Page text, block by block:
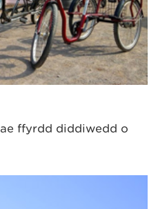
ffyrdd diddiwedd o